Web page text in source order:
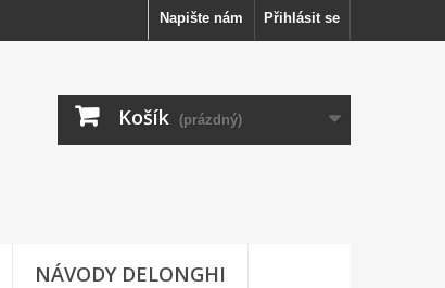
Přihlásit se
Napište nám
Košík (prázdný)
NÁVODY DELONGHI